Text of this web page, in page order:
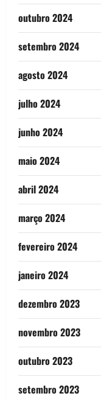
outubro 2024
setembro 2024
agosto 2024
julho 2024
junho 2024
maio 2024
abril 2024
março 2024
fevereiro 2024
janeiro 2024
dezembro 2023
novembro 2023
outubro 2023
setembro 2023